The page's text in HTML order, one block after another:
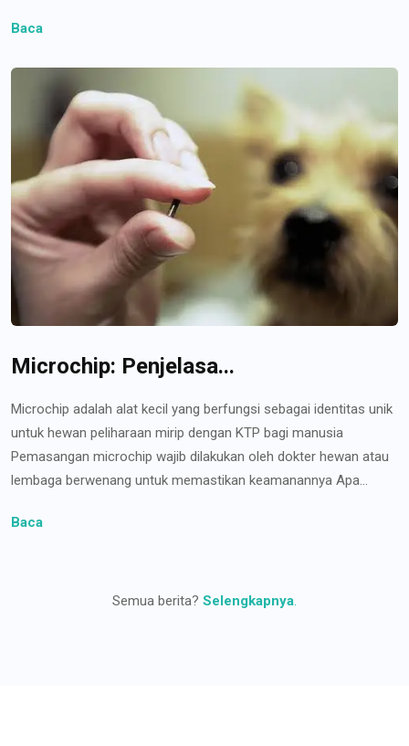
Baca
Microchip: Penjelasa...
Microchip adalah alat kecil yang berfungsi sebagai identitas unik
untuk hewan peliharaan mirip dengan KTP bagi manusia
Pemasangan microchip wajib dilakukan oleh dokter hewan atau
lembaga berwenang untuk memastikan keamanannya Apa...
Baca
Semua berita? Selengkapnya.